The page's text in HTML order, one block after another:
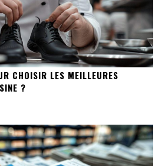
CHOISIR LES MEILLEURES
?